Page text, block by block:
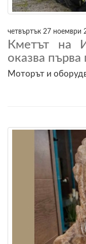
четвъртък 27 ноември
Кметът на
оказва
Моторът и